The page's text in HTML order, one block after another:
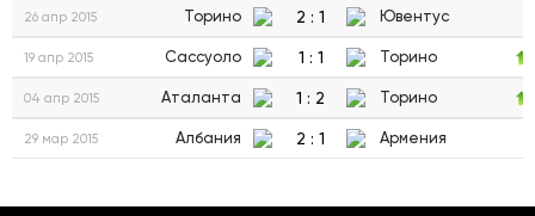
26 апр 2015 Торино 2 : 1 Ювентус
19 апр 2015 Сассуоло 1 : 1 Торино
04 апр 2015 Аталанта 1 : 2 Торино
29 мар 2015 Албания 2 : 1 Армения